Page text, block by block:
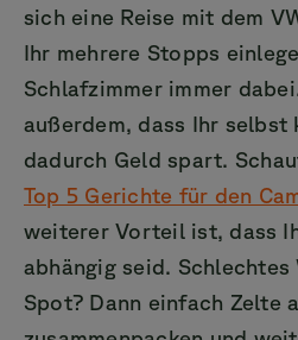
sich eine Reise mit dem
Ihr mehrere Stopps
Schlafzimmer immer
außerdem, dass Ihr selbst
dadurch Geld spart.
Top 5 Gerichte für den
weiterer Vorteil ist, dass
abhängig seid. Schlechtes
Spot? Dann einfach Zelte